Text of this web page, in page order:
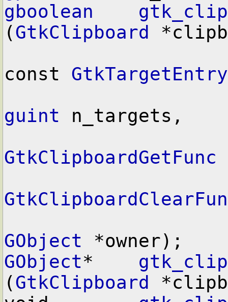
gboolean
(GtkClipboard
const GtkTargetEntry
guint n_targets,
GtkClipboardGetFunc
GObject
GObject*
(GtkClipboard